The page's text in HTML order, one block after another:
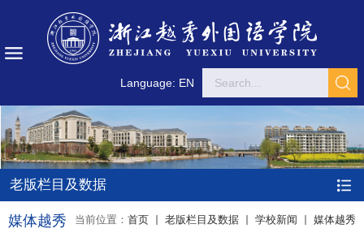
Language: EN
老版栏目及数据
当前位置： 首页 老版栏目及数据 学校新闻 媒体越秀
媒体越秀